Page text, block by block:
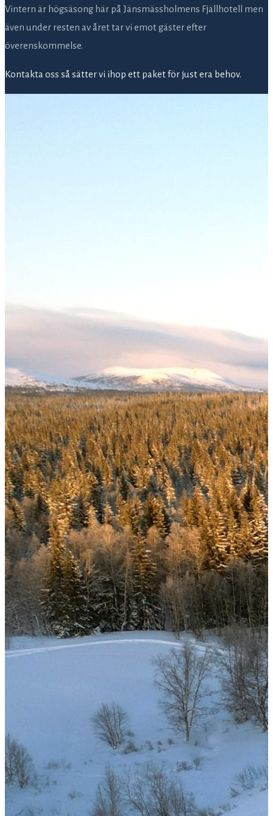
Vintern är högsäsong här på Jänsmässholmens Fjällhotell men
även under resten av året tar vi emot gäster efter
överenskommelse.
Kontakta oss så sätter vi ihop ett paket för just era behov.